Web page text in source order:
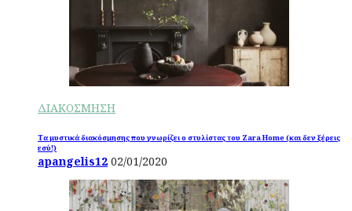
ΔΙΑΚΟΣΜΗΣΗ
Τα μυστικά διακόσμησης που γνωρίζει ο στυλίστας του Zara Home (και δεν ξέρεις
εσύ!)
apangelis12 02/01/2020